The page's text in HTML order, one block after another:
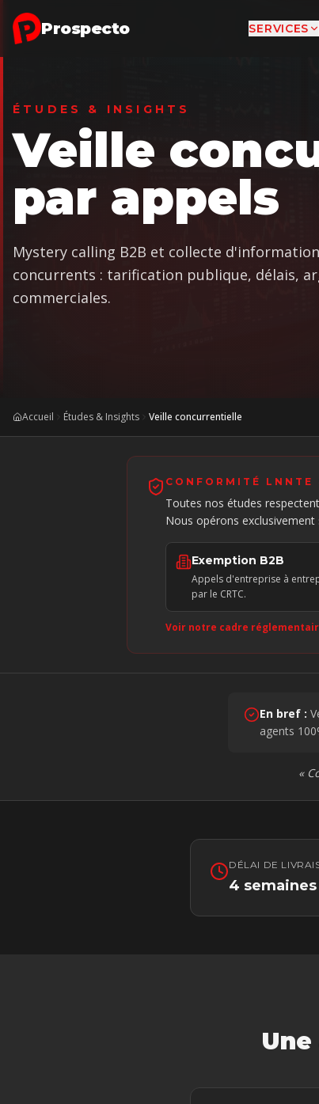
Aller au contenu principal
Prospecto SERVICES
ÉTUDES & INSIGHTS
Veille
par appels
Mystery calling B2B et collecte
concurrents : tarification publique, délais,
commerciales.
Accueil Études & Insights Veille concurrentielle
CONFORMITÉ LNNTE
Toutes nos études
Nous opérons
Exemption B2B
Appels d'entreprise à
par le CRTC.
Voir notre cadre
En bref :
agents
«
DÉLAI DE
4 semaines